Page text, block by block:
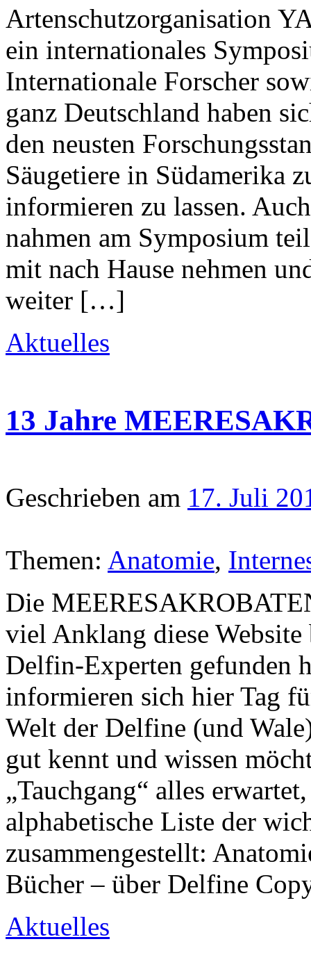
Artenschutzorganisation
ein internationales
Internationale Forscher
ganz Deutschland haben
den neusten
Säugetiere in Südamerika
informieren zu lassen.
nahmen am Symposium
mit nach Hause nehmen
weiter […]
Aktuelles
13 Jahre
Geschrieben am 17. Juli
Themen: Anatomie,
Die
viel Anklang diese
Delfin-Experten gefunden
informieren sich hier Tag
Welt der Delfine (und
gut kennt und wissen
„Tauchgang“ alles
alphabetische Liste der
zusammengestellt:
Bücher – über Delfine
Aktuelles